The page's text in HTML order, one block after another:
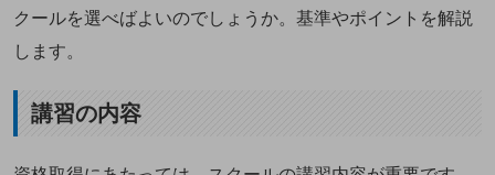
クールを選べばよいのでしょうか。基準やポイントを解説
します。
講習の内容